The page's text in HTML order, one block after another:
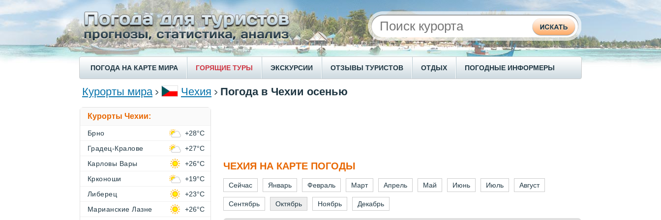
ПОГОДА НА КАРТЕ МИРА ГОРЯЩИЕ ТУРЫ ЭКСКУРСИИ ОТЗЫВЫ ТУРИСТОВ ОТДЫХ ПОГОДНЫЕ ИНФОРМЕРЫ
Курорты мира Чехия Погода в Чехии осенью
ЧЕХИЯ НА КАРТЕ ПОГОДЫ
Сейчас Январь Февраль Март Апрель Май Июнь Июль Август
Сентябрь Октябрь Ноябрь Декабрь
Курорты Чехии:
Брно
+28°C
Градец-Кралове
+27°C
Карловы Вары
+26°C
Крконоши
+19°C
Либерец
+23°C
Марианские Лазне
+26°C